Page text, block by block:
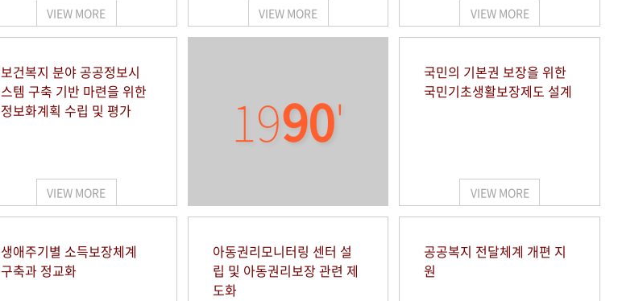
VIEW MORE VIEW MORE VIEW MORE
보건복지 분야 공공정보시
스템 구축 기반 마련을 위한
정보화계획 수립 및 평가
VIEW MORE
1990'
국민의 기본권 보장을 위한
국민기초생활보장제도 설계
VIEW MORE
생애주기별 소득보장체계
구축과 정교화
아동권리모니터링 센터 설
립 및 아동권리보장 관련 제
도화
공공복지 전달체계 개편 지
원